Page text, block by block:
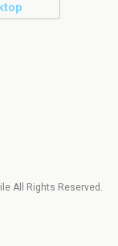
All Rights Reserved.